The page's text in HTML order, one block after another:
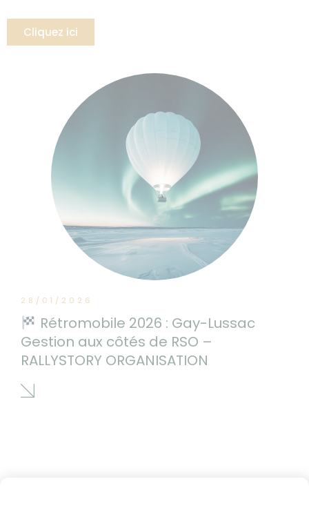
Cliquez ici
28/01/2026
Rétromobile 2026 : Gay-Lussac
Gestion aux côtés de RSO –
RALLYSTORY ORGANISATION